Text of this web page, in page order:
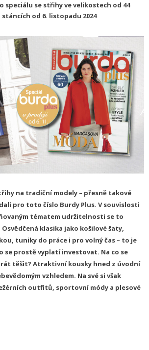
speciálu se střihy ve velikostech od 44
od 6. listopadu 2024
na tradiční modely – přesně takové
pro toto číslo Burdy Plus. V souvislosti
tématem udržitelnosti se to
klasika jako košilové šaty,
tuniky do práce i pro volný čas – to je
se prostě vyplatí investovat. Na co se
těšit? Atraktivní kousky hned z úvodní
vzhledem. Na své si však
outfitů, sportovní módy a plesové